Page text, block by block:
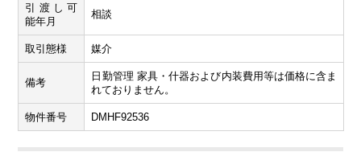
引渡し可
能年月
相談
取引態様 媒介
備考
日勤管理 家具・什器および内装費用等は価格に含ま
れておりません。
物件番号 DMHF92536